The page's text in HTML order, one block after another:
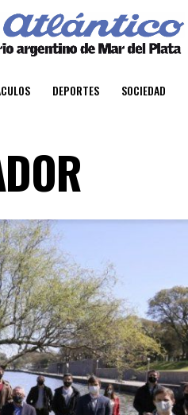
DEPORTES SOCIEDAD